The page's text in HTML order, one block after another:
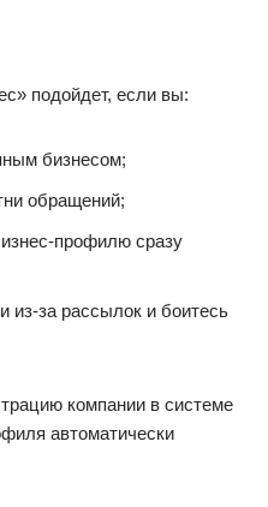
подойдет, если вы:
бизнесом;
обращений;
профилю сразу
из-за рассылок и боитесь
компании в системе
автоматически